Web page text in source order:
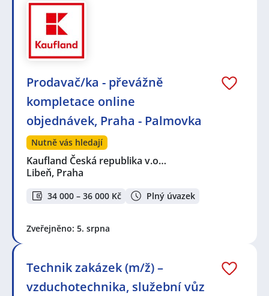
Prodavač/ka - převážně
kompletace online
objednávek, Praha - Palmovka
Nutně vás hledají
Kaufland Česká republika v.o…
Libeň, Praha
34 000 – 36 000 Kč Plný úvazek
Zveřejněno: 5. srpna
Technik zakázek (m/ž) –
vzduchotechnika, služební vůz